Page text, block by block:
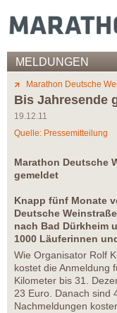
MELDUNGEN
Marathon Deutsche
Bis Jahresende
19.12.11
Quelle: Pressemitteilung
Marathon Deutsche
gemeldet
Knapp fünf Monate
Deutsche
nach Bad Dürkheim
1000 Läuferinnen
Wie Organisator Rolf
kostet die Anmeldung
Kilometer bis 31.
23 Euro. Danach sind
Nachmeldungen